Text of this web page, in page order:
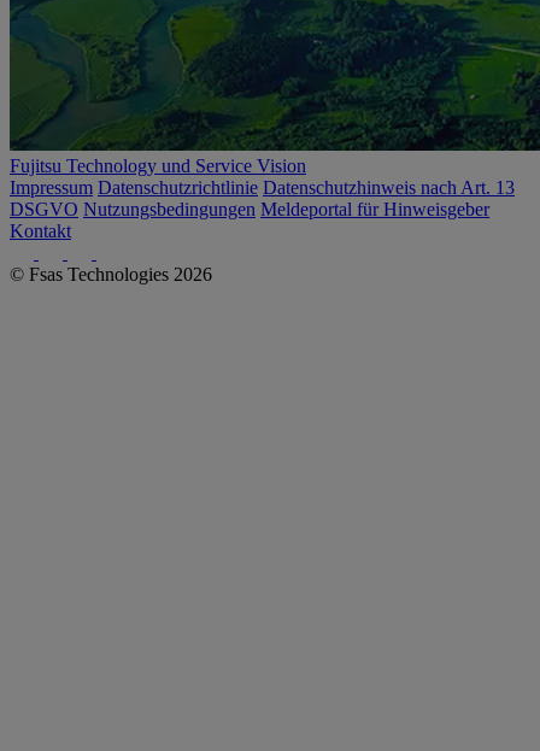
Fujitsu Technology und Service Vision
Impressum Datenschutzrichtlinie Datenschutzhinweis nach Art. 13
DSGVO Nutzungsbedingungen Meldeportal für Hinweisgeber
Kontakt
© Fsas Technologies 2026